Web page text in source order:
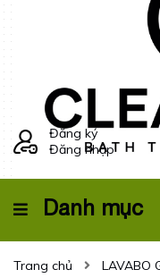
Đăng ký
Đăng nhập
Danh mục
Trang chủ
LAVABO